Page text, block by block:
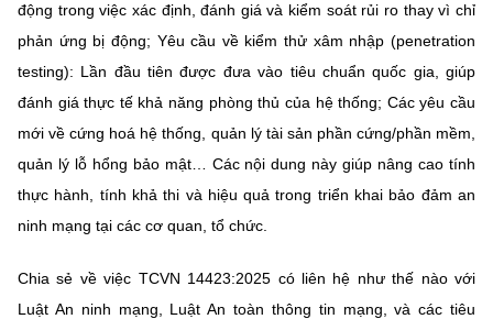
©2026 Bản quyền thuộc Bộ Khoa Học và Công Nghệ
(Ghi rõ nguồn "https://mst.gov.vn" khi phát hành lại thông tin từ
website này)
động trong việc xác định, đánh giá và kiểm soát rủi ro thay vì chỉ
phản ứng bị động; Yêu cầu về kiểm thử xâm nhập (penetration
testing): Lần đầu tiên được đưa vào tiêu chuẩn quốc gia, giúp
đánh giá thực tế khả năng phòng thủ của hệ thống; Các yêu cầu
mới về cứng hoá hệ thống, quản lý tài sản phần cứng/phần mềm,
quản lý lỗ hổng bảo mật… Các nội dung này giúp nâng cao tính
thực hành, tính khả thi và hiệu quả trong triển khai bảo đảm an
ninh mạng tại các cơ quan, tổ chức.
Chia sẻ về việc TCVN 14423:2025 có liên hệ như thế nào với
Luật An ninh mạng, Luật An toàn thông tin mạng, và các tiêu